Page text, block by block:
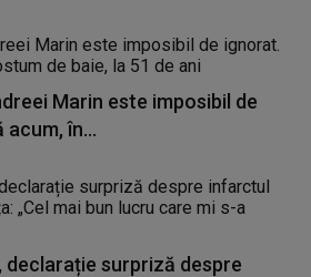
Marin este imposibil de
în...
declarație surpriză despre